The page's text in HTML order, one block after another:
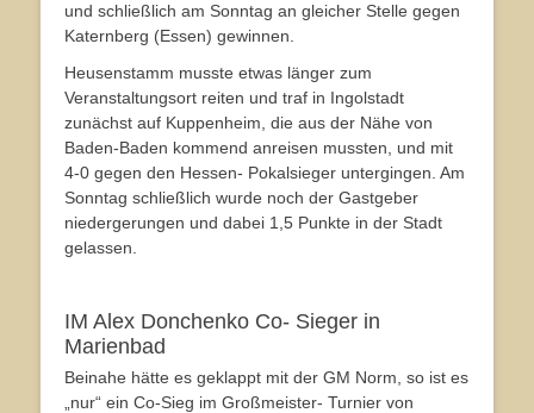
und schließlich am Sonntag an gleicher Stelle gegen
Katernberg (Essen) gewinnen.
Heusenstamm musste etwas länger zum
Veranstaltungsort reiten und traf in Ingolstadt
zunächst auf Kuppenheim, die aus der Nähe von
Baden-Baden kommend anreisen mussten, und mit
4-0 gegen den Hessen- Pokalsieger untergingen. Am
Sonntag schließlich wurde noch der Gastgeber
niedergerungen und dabei 1,5 Punkte in der Stadt
gelassen.
IM Alex Donchenko Co- Sieger in
Marienbad
Beinahe hätte es geklappt mit der GM Norm, so ist es
„nur“ ein Co-Sieg im Großmeister- Turnier von